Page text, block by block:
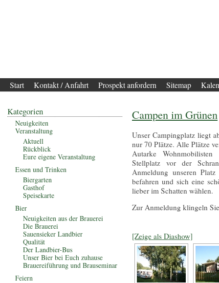
Start Kontakt / Anfahrt Prospekt anfordern Sitemap
Campen im Grünen
Unser Campingplatz liegt
nur 70 Plätze. Alle Plätze
Autarke
Stellplatz vor der
Anmeldung unseren
befahren und sich eine
lieber im Schatten wählen.
Zur Anmeldung klingeln
[Zeige als Diashow]
Kategorien
Neuigkeiten
Veranstaltung
Aktuell
Rückblick
Eure eigene Veranstaltung
Essen und Trinken
Biergarten
Gasthof
Speisekarte
Bier
Neuigkeiten aus der Brauerei
Die Brauerei
Sauensieker Landbier
Qualität
Der Landbier-Bus
Unser Bier bei Euch zuhause
Brauereiführung und Brauseminar
Feiern